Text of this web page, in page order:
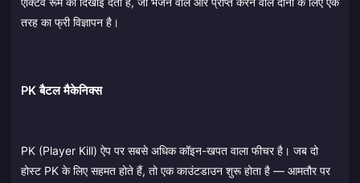
तरह का फ्री विज्ञापन है।
PK बैटल मैकेनिक्स
PK (Player Kill) ऐप पर सबसे अधिक कॉइन-खपत वाला फीचर है। जब दो
होस्ट PK के लिए सहमत होते हैं, तो एक काउंटडाउन शुरू होता है — आमतौर पर